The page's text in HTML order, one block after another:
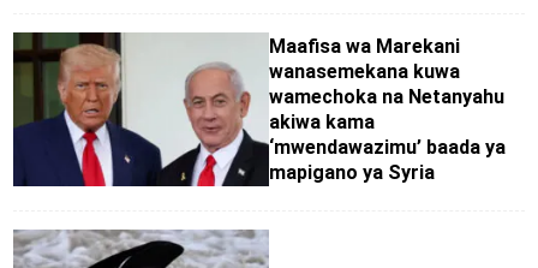
Maafisa wa Marekani
wanasemekana kuwa
wamechoka na Netanyahu
akiwa kama
‘mwendawazimu’ baada ya
mapigano ya Syria